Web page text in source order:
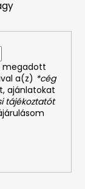
megadott
a(z) *cég
ajánlatokat
tájékoztatót